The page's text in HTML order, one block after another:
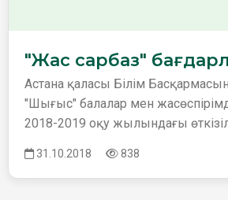
"Жас сарбаз"
Астана қаласы Білім
"Шығыс" балалар мен
2018-2019 оқу жылындағы
31.10.2018 838